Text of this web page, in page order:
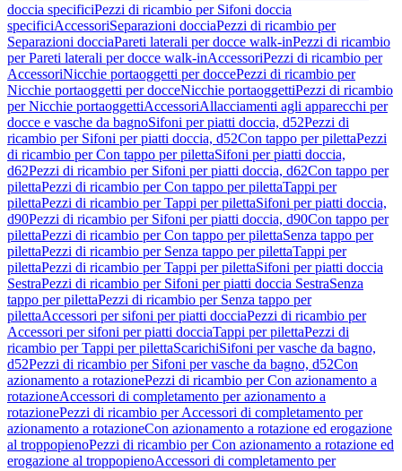
doccia specificiPezzi di ricambio per Sifoni doccia
specificiAccessoriSeparazioni docciaPezzi di ricambio per
Separazioni docciaPareti laterali per docce walk-inPezzi di ricambio
per Pareti laterali per docce walk-inAccessoriPezzi di ricambio per
AccessoriNicchie portaoggetti per doccePezzi di ricambio per
Nicchie portaoggetti per docceNicchie portaoggettiPezzi di ricambio
per Nicchie portaoggettiAccessoriAllacciamenti agli apparecchi per
docce e vasche da bagnoSifoni per piatti doccia, d52Pezzi di
ricambio per Sifoni per piatti doccia, d52Con tappo per pilettaPezzi
di ricambio per Con tappo per pilettaSifoni per piatti doccia,
d62Pezzi di ricambio per Sifoni per piatti doccia, d62Con tappo per
pilettaPezzi di ricambio per Con tappo per pilettaTappi per
pilettaPezzi di ricambio per Tappi per pilettaSifoni per piatti doccia,
d90Pezzi di ricambio per Sifoni per piatti doccia, d90Con tappo per
pilettaPezzi di ricambio per Con tappo per pilettaSenza tappo per
pilettaPezzi di ricambio per Senza tappo per pilettaTappi per
pilettaPezzi di ricambio per Tappi per pilettaSifoni per piatti doccia
SestraPezzi di ricambio per Sifoni per piatti doccia SestraSenza
tappo per pilettaPezzi di ricambio per Senza tappo per
pilettaAccessori per sifoni per piatti docciaPezzi di ricambio per
Accessori per sifoni per piatti docciaTappi per pilettaPezzi di
ricambio per Tappi per pilettaScarichiSifoni per vasche da bagno,
d52Pezzi di ricambio per Sifoni per vasche da bagno, d52Con
azionamento a rotazionePezzi di ricambio per Con azionamento a
rotazioneAccessori di completamento per azionamento a
rotazionePezzi di ricambio per Accessori di completamento per
azionamento a rotazioneCon azionamento a rotazione ed erogazione
al troppopienoPezzi di ricambio per Con azionamento a rotazione ed
erogazione al troppopienoAccessori di completamento per